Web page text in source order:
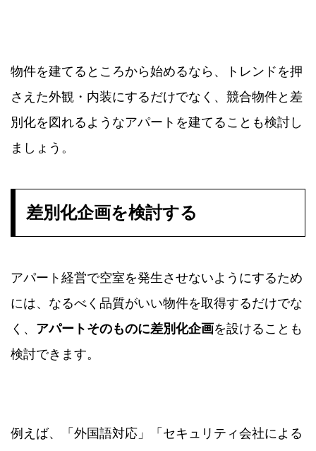
物件を建てるところから始めるなら、トレンドを押
さえた外観・内装にするだけでなく、競合物件と差
別化を図れるようなアパートを建てることも検討し
ましょう。
差別化企画を検討する
アパート経営で空室を発生させないようにするため
には、なるべく品質がいい物件を取得するだけでな
く、 アパートそのものに差別化企画を設けることも
検討できます。
例えば、「外国語対応」「セキュリティ会社による